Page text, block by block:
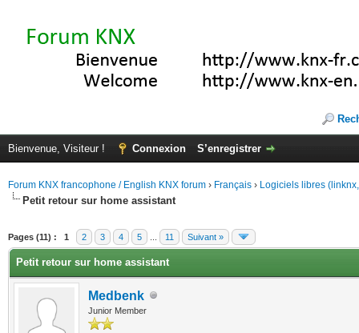
Bienvenue, Visiteur ! Connexion S’enregistrer
Forum KNX francophone / English KNX forum › Français › Logiciels libres
Petit retour sur home assistant
Pages (11) : 1 2 3 4 5 11 Suivant »
Petit retour sur home assistant
Medbenk
Junior Member